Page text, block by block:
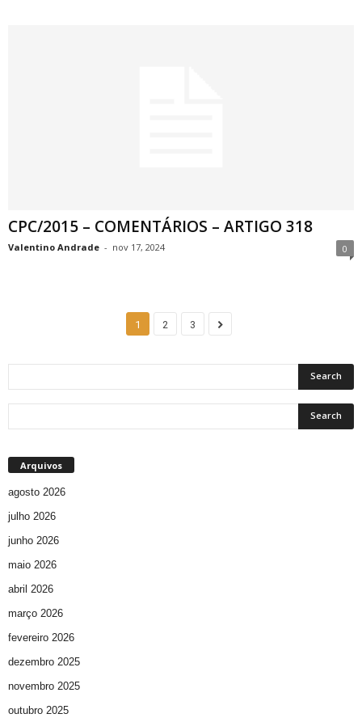
CPC/2015 – COMENTÁRIOS – ARTIGO 318
Valentino Andrade - nov 17, 2024 0
1 2 3
Arquivos
agosto 2026
julho 2026
junho 2026
maio 2026
abril 2026
março 2026
fevereiro 2026
dezembro 2025
novembro 2025
outubro 2025